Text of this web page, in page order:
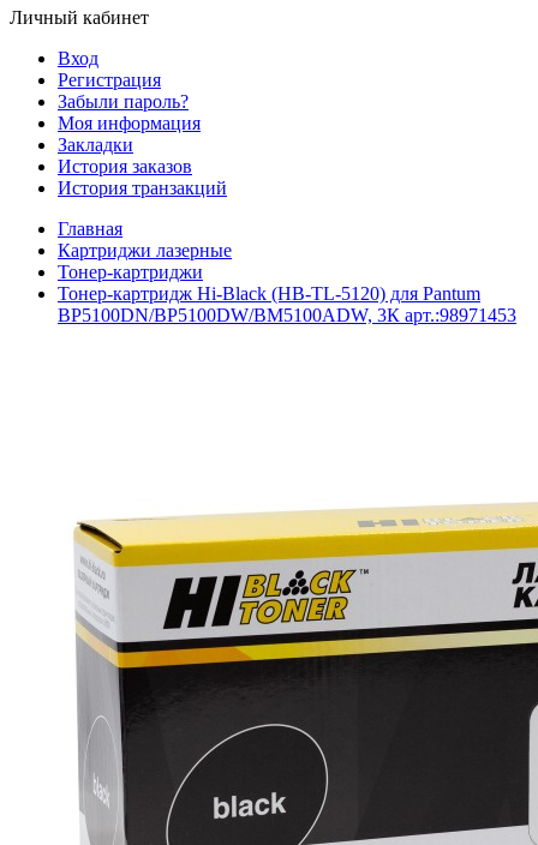
Личный кабинет
Вход
Регистрация
Забыли пароль?
Моя информация
Закладки
История заказов
История транзакций
Главная
Картриджи лазерные
Тонер-картриджи
Тонер-картридж Hi-Black (HB-TL-5120) для Pantum
BP5100DN/BP5100DW/BM5100ADW, 3К арт.:98971453